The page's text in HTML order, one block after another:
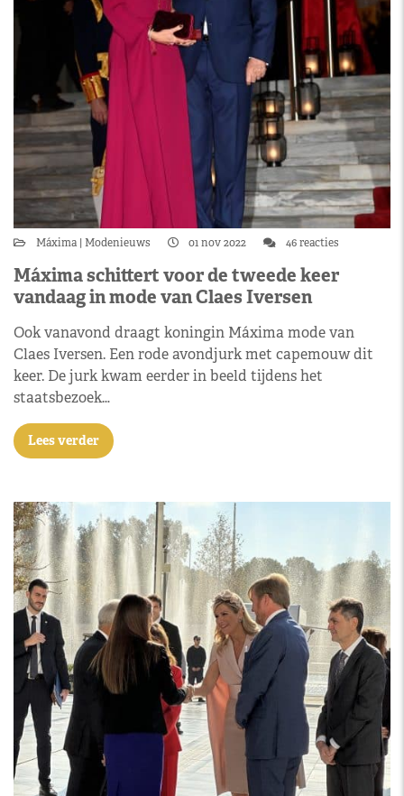
Máxima Modenieuws 01 nov 2022 46 reacties
Máxima schittert voor de tweede keer
vandaag in mode van Claes Iversen
Ook vanavond draagt koningin Máxima mode van
Claes Iversen. Een rode avondjurk met capemouw dit
keer. De jurk kwam eerder in beeld tijdens het
staatsbezoek…
Lees verder